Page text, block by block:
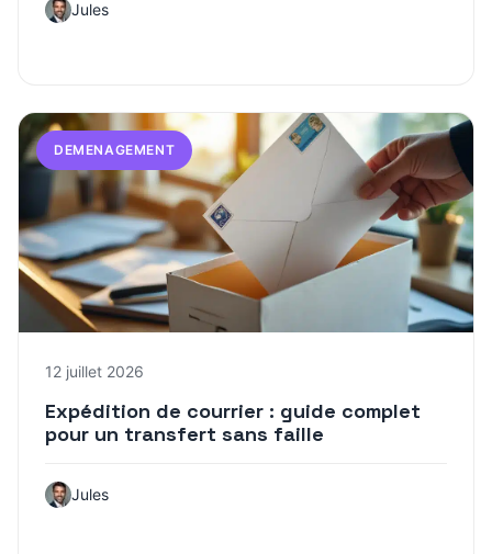
Jules
DEMENAGEMENT
12 juillet 2026
Expédition de courrier : guide complet
pour un transfert sans faille
Jules